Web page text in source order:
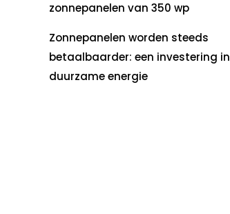
zonnepanelen van 350 wp
Zonnepanelen worden steeds
betaalbaarder: een investering in
duurzame energie